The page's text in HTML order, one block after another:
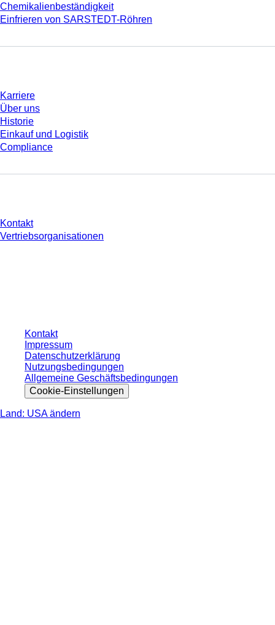
Chemikalienbeständigkeit
Einfrieren von SARSTEDT-Röhren
Karriere
Über uns
Historie
Einkauf und Logistik
Compliance
Kontakt
Vertriebsorganisationen
Kontakt
Impressum
Datenschutzerklärung
Nutzungsbedingungen
Allgemeine Geschäftsbedingungen
Cookie-Einstellungen
Land: USA ändern